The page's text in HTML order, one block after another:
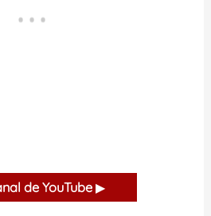
de YouTube▶